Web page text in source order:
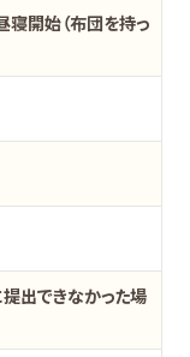
寝開始（布団を持っ
出できなかった場